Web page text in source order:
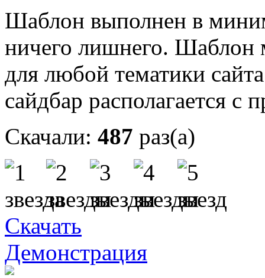
Шаблон выполнен в
ничего лишнего. Шаблон
для любой тематики
сайдбар располагается с
Скачали: 487 раз(а)
Скачать
Демонстрация